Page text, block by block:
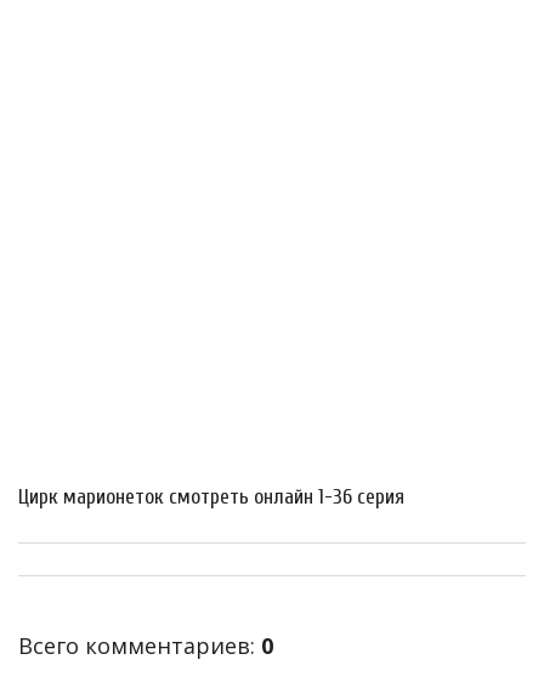
Цирк марионеток смотреть онлайн 1-36 серия
Всего комментариев: 0